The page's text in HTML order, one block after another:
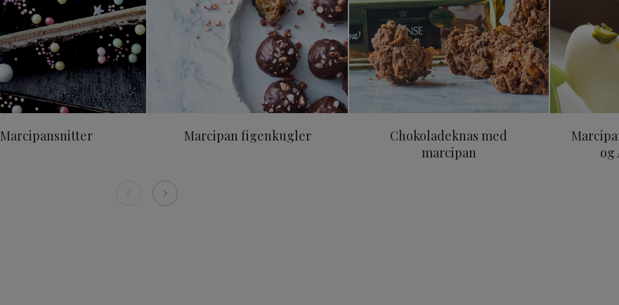
Marcipansnitter Marcipan figenkugler
Chokoladeknas med
marcipan
og